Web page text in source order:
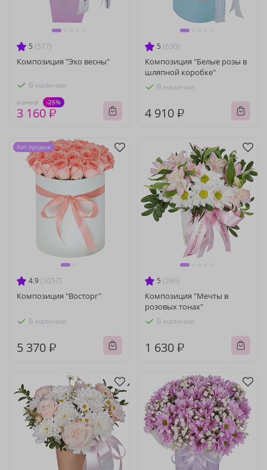
5 (577)
Композиция "Эхо весны"
В наличии
4 210 ₽ -25%
3 160 ₽
5 (630)
Композиция "Белые розы в
шляпной коробке"
В наличии
4 910 ₽
4.9 (3057)
Композиция "Восторг"
В наличии
5 370 ₽
Хит продаж
5 (266)
Композиция "Мечты в
розовых тонах"
В наличии
1 630 ₽